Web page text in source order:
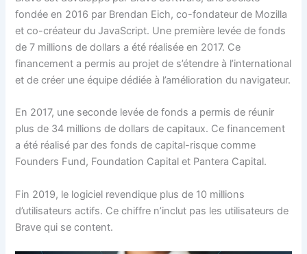
fondée en 2016 par Brendan Eich, co-fondateur de Mozilla
et co-créateur du JavaScript. Une première levée de fonds
de 7 millions de dollars a été réalisée en 2017. Ce
financement a permis au projet de s’étendre à l’international
et de créer une équipe dédiée à l’amélioration du navigateur.
En 2017, une seconde levée de fonds a permis de réunir
plus de 34 millions de dollars de capitaux. Ce financement
a été réalisé par des fonds de capital-risque comme
Founders Fund, Foundation Capital et Pantera Capital.
Fin 2019, le logiciel revendique plus de 10 millions
d’utilisateurs actifs. Ce chiffre n’inclut pas les utilisateurs de
Brave qui se content.